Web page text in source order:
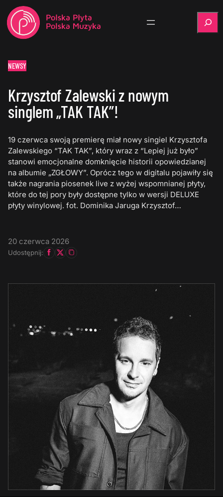
NEWSY
Krzysztof Zalewski z nowym
singlem „TAK TAK”!
19 czerwca swoją premierę miał nowy singiel Krzysztofa
Zalewskiego “TAK TAK”, który wraz z “Lepiej już było”
stanowi emocjonalne domknięcie historii opowiedzianej
na albumie „ZGŁOWY”. Oprócz tego w digitalu pojawiły się
także nagrania piosenek live z wyżej wspomnianej płyty,
które do tej pory były dostępne tylko w wersji DELUXE
płyty winylowej. fot. Dominika Jaruga Krzysztof…
20 czerwca 2026
Udostępnij: